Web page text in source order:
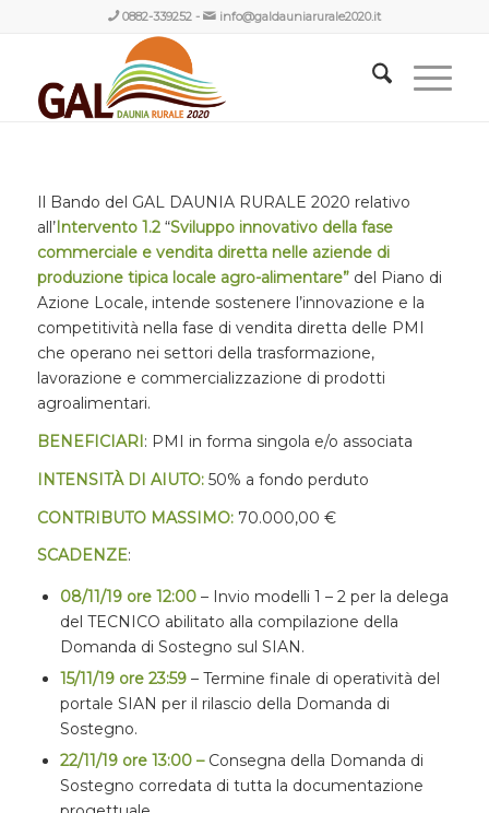
0882-339252- info@galdauniarurale2020.it
Il Bando del GAL DAUNIA RURALE 2020 relativo
all’Intervento 1.2“Sviluppo innovativo della fase
commerciale e vendita diretta nelle aziende di
produzione tipica locale agro-alimentare” del Piano di
Azione Locale, intende sostenere l’innovazione e la
competitività nella fase di vendita diretta delle PMI
che operano nei settori della trasformazione,
lavorazione e commercializzazione di prodotti
agroalimentari.
BENEFICIARI: PMI in forma singola e/o associata
INTENSITÀ DI AIUTO:50% a fondo perduto
CONTRIBUTO MASSIMO:70.000,00 €
SCADENZE:
08/11/19 ore 12:00– Invio modelli 1 – 2 per la delega
del TECNICO abilitato alla compilazione della
Domanda di Sostegno sul SIAN.
15/11/19 ore 23:59 – Termine finale di operatività del
portale SIAN per il rilascio della Domanda di
Sostegno.
22/11/19 ore 13:00 –Consegna della Domanda di
Sostegno corredata di tutta la documentazione